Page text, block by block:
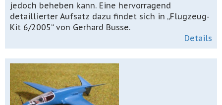
jedoch beheben kann. Eine hervorragend
detaillierter Aufsatz dazu findet sich in „Flugzeug-
Kit 6/2005“ von Gerhard Busse.
Details